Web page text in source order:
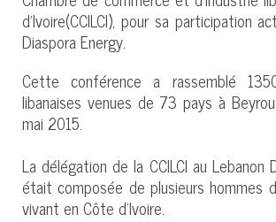
d’Ivoire(CCILCI), pour sa participation
Diaspora Energy.
Cette conférence a rassemblé
libanaises venues de 73 pays à
mai 2015.
La délégation de la CCILCI au Lebanon
était composée de plusieurs hommes
vivant en Côte d’Ivoire.